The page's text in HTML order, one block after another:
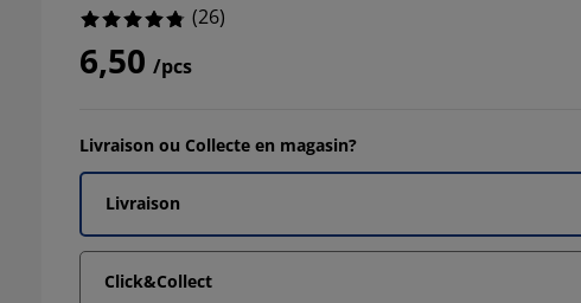
(26)
6,50 /pcs
Livraison ou Collecte en magasin?
Livraison
Click&Collect